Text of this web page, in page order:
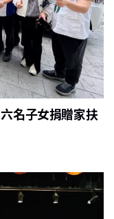
名子女捐贈家扶